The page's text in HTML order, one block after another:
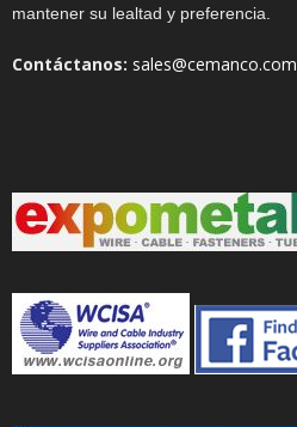
mantener su lealtad y preferencia.
Contáctanos: sales@cemanco.com